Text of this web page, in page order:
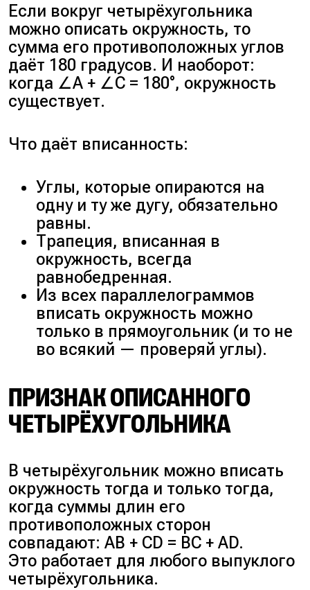
Если вокруг четырёхугольника
можно описать окружность, то
сумма его противоположных углов
даёт 180 градусов. И наоборот:
когда ∠A + ∠C = 180°, окружность
существует.
Что даёт вписанность:
Углы, которые опираются на
одну и ту же дугу, обязательно
равны.
Трапеция, вписанная в
окружность, всегда
равнобедренная.
Из всех параллелограммов
вписать окружность можно
только в прямоугольник (и то не
во всякий — проверяй углы).
ПРИЗНАК ОПИСАННОГО
ЧЕТЫРЁХУГОЛЬНИКА
В четырёхугольник можно вписать
окружность тогда и только тогда,
когда суммы длин его
противоположных сторон
совпадают: AB + CD = BC + AD.
Это работает для любого выпуклого
четырёхугольника.